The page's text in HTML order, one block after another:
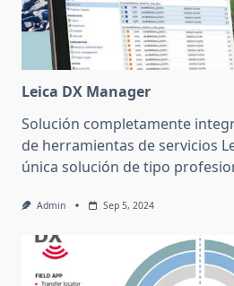
Leica DX Manager
Solución completamente
de herramientas de servicios
única solución de tipo
Admin Sep 5, 2024